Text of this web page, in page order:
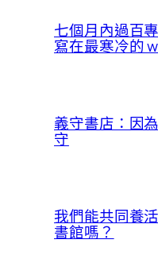
七個月內過百
寫在最寒冷的
義守書店：因
守
我們能共同養
書館嗎？